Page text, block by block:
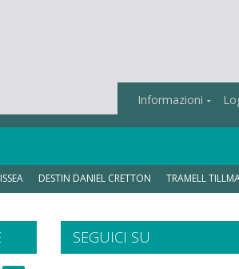
Informazioni
DESTIN DANIEL CRETTON TRAMELL
SEGUICI SU